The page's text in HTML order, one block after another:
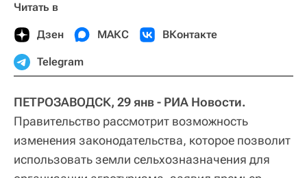
Читать в
Дзен МАКС ВКонтакте
Telegram
ПЕТРОЗАВОДСК, 29 янв - РИА Новости.
Правительство рассмотрит возможность
изменения законодательства, которое позволит
использовать земли сельхозназначения для